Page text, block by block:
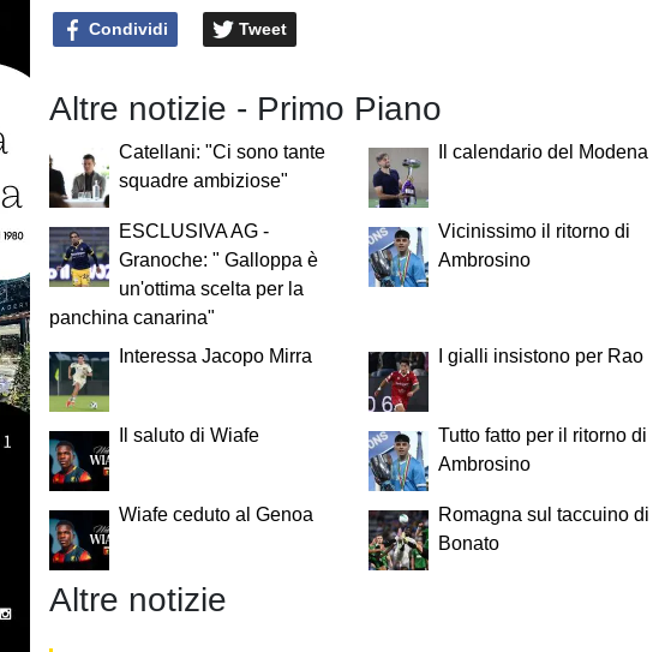
Condividi Tweet
Altre notizie - Primo Piano
Catellani: "Ci sono tante
squadre ambiziose"
Il calendario del Modena
ESCLUSIVA AG -
Granoche: " Galloppa è
un'ottima scelta per la
panchina canarina"
Vicinissimo il ritorno di
Ambrosino
Interessa Jacopo Mirra I gialli insistono per Rao
Il saluto di Wiafe
Tutto fatto per il ritorno di
Ambrosino
Wiafe ceduto al Genoa
Romagna sul taccuino di
Bonato
Altre notizie